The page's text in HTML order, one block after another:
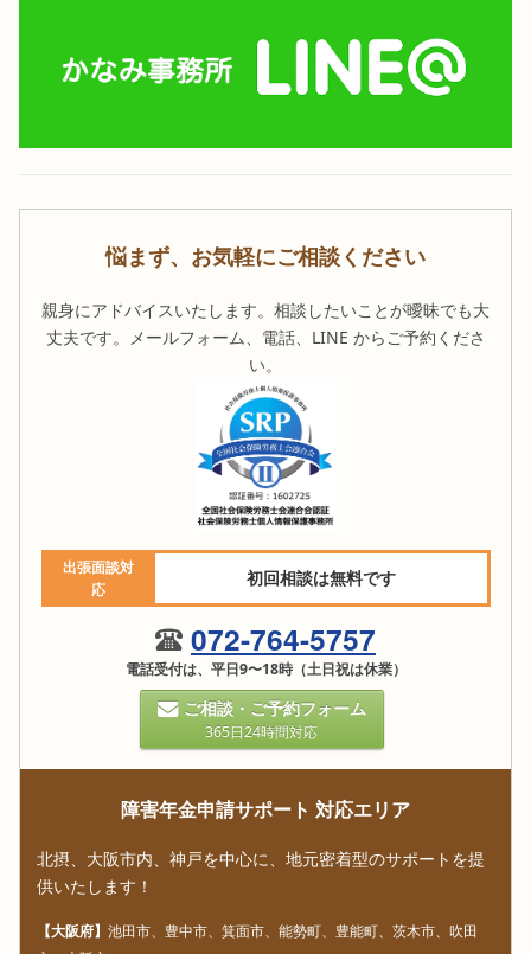
悩まず、お気軽にご相談ください
親身にアドバイスいたします。相談したいことが曖昧でも大
丈夫です。メールフォーム、電話、LINE からご予約くださ
い。
出張面談対
応
初回相談は無料です
072-764-5757
電話受付は、平日9〜18時（土日祝は休業）
ご相談・ご予約フォーム
365日24時間対応
障害年金申請サポート 対応エリア
北摂、大阪市内、神戸を中心に、地元密着型のサポートを提
供いたします！
【大阪府】 池田市、豊中市、箕面市、能勢町、豊能町、茨木市、吹田